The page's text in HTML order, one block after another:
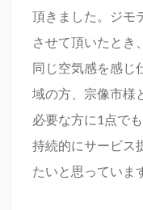
頂きました。ジモ
させて頂いたとき
同じ空気感を感じ
域の方、宗像市様
必要な方に1点で
持続的にサービス
たいと思っていま